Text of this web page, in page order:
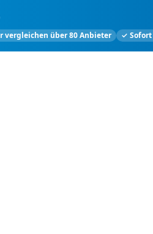
vergleichen über 80 Anbieter ✓